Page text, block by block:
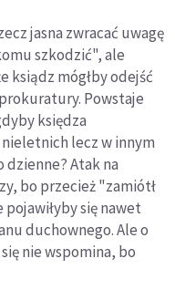
jasna zwracać uwagę
szkodzić", ale
ksiądz mógłby odejść
Powstaje
księdza
lecz w innym
dzienne? Atak na
bo przecież "zamiótł
się nawet
duchownego. Ale o
nie wspomina, bo